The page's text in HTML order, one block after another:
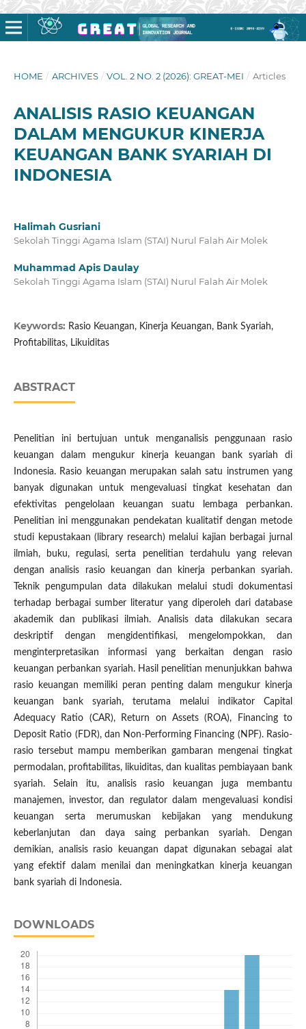
HOME / ARCHIVES / VOL. 2 NO. 2 (2026): GREAT-MEI / Articles
ANALISIS RASIO KEUANGAN
DALAM MENGUKUR KINERJA
KEUANGAN BANK SYARIAH DI
INDONESIA
Halimah Gusriani
Sekolah Tinggi Agama Islam (STAI) Nurul Falah Air Molek
Muhammad Apis Daulay
Sekolah Tinggi Agama Islam (STAI) Nurul Falah Air Molek
Keywords: Rasio Keuangan, Kinerja Keuangan, Bank Syariah,
Profitabilitas, Likuiditas
ABSTRACT
Penelitian ini bertujuan untuk menganalisis penggunaan rasio
keuangan dalam mengukur kinerja keuangan bank syariah di
Indonesia. Rasio keuangan merupakan salah satu instrumen yang
banyak digunakan untuk mengevaluasi tingkat kesehatan dan
efektivitas pengelolaan keuangan suatu lembaga perbankan.
Penelitian ini menggunakan pendekatan kualitatif dengan metode
studi kepustakaan (library research) melalui kajian berbagai jurnal
ilmiah, buku, regulasi, serta penelitian terdahulu yang relevan
dengan analisis rasio keuangan dan kinerja perbankan syariah.
Teknik pengumpulan data dilakukan melalui studi dokumentasi
terhadap berbagai sumber literatur yang diperoleh dari database
akademik dan publikasi ilmiah. Analisis data dilakukan secara
deskriptif dengan mengidentifikasi, mengelompokkan, dan
menginterpretasikan informasi yang berkaitan dengan rasio
keuangan perbankan syariah. Hasil penelitian menunjukkan bahwa
rasio keuangan memiliki peran penting dalam mengukur kinerja
keuangan bank syariah, terutama melalui indikator Capital
Adequacy Ratio (CAR), Return on Assets (ROA), Financing to
Deposit Ratio (FDR), dan Non-Performing Financing (NPF). Rasio-
rasio tersebut mampu memberikan gambaran mengenai tingkat
permodalan, profitabilitas, likuiditas, dan kualitas pembiayaan bank
syariah. Selain itu, analisis rasio keuangan juga membantu
manajemen, investor, dan regulator dalam mengevaluasi kondisi
keuangan serta merumuskan kebijakan yang mendukung
keberlanjutan dan daya saing perbankan syariah. Dengan
demikian, analisis rasio keuangan dapat digunakan sebagai alat
yang efektif dalam menilai dan meningkatkan kinerja keuangan
bank syariah di Indonesia.
DOWNLOADS